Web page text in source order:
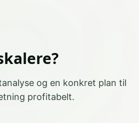
og en konkret plan til
profitabelt.